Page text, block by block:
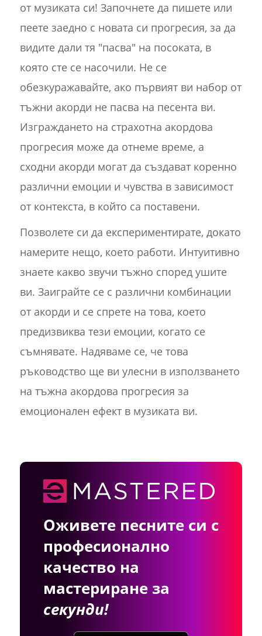
от музиката си! Започнете да пишете или
пеете заедно с новата си прогресия, за да
видите дали тя "пасва" на посоката, в
която сте се насочили. Не се
обезкуражавайте, ако първият ви набор от
тъжни акорди не пасва на песента ви.
Изграждането на страхотна акордова
прогресия може да отнеме време, а
сходни акорди могат да създават коренно
различни емоции и чувства в зависимост
от контекста, в който са поставени.
Позволете си да експериментирате, докато
намерите нещо, което работи. Интуитивно
знаете какво звучи тъжно според ушите
ви. Заиграйте се с различни комбинации
от акорди и се спрете на това, което
предизвиква тези емоции, когато се
съмнявате. Надяваме се, че това
ръководство ще ви улесни в използването
на тъжна акордова прогресия за
емоционален ефект в музиката ви.
Оживете песните си с
професионално
качество на
мастериране за
секунди!